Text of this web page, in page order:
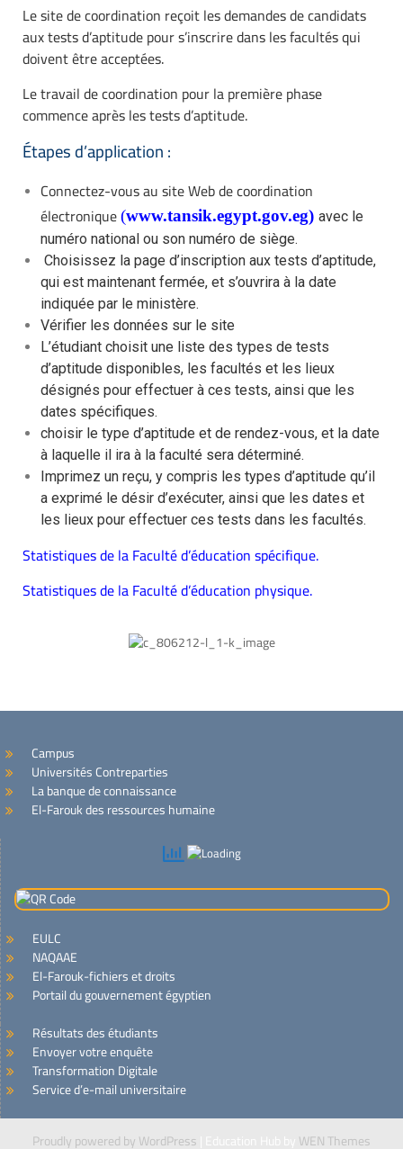
Le site de coordination reçoit les demandes de candidats
aux tests d’aptitude pour s’inscrire dans les facultés qui
doivent être acceptées.
Le travail de coordination pour la première phase
commence après les tests d’aptitude.
Étapes d’application :
Connectez-vous au site Web de coordination
électronique(www.tansik.egypt.gov.eg) avec le
numéro national ou son numéro de siège.
Choisissez la page d’inscription aux tests d’aptitude,
qui est maintenant fermée, et s’ouvrira à la date
indiquée par le ministère.
Vérifier les données sur le site
L’étudiant choisit une liste des types de tests
d’aptitude disponibles, les facultés et les lieux
désignés pour effectuer à ces tests, ainsi que les
dates spécifiques.
choisir le type d’aptitude et de rendez-vous, et la date
à laquelle il ira à la faculté sera déterminé.
Imprimez un reçu, y compris les types d’aptitude qu’il
a exprimé le désir d’exécuter, ainsi que les dates et
les lieux pour effectuer ces tests dans les facultés.
Statistiques de la Faculté d’éducation spécifique.
Statistiques de la Faculté d’éducation physique.
Campus
Universités Contreparties
La banque de connaissance
El-Farouk des ressources humaine
EULC
NAQAAE
El-Farouk-fichiers et droits
Portail du gouvernement égyptien
Résultats des étudiants
Envoyer votre enquête
Transformation Digitale
Service d’e-mail universitaire
Proudly powered by WordPress
WEN Themes